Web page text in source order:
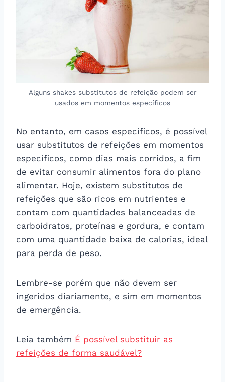
Alguns shakes substitutos de refeição podem ser
usados em momentos específicos
No entanto, em casos específicos, é possível
usar substitutos de refeições em momentos
específicos, como dias mais corridos, a fim
de evitar consumir alimentos fora do plano
alimentar. Hoje, existem substitutos de
refeições que são ricos em nutrientes e
contam com quantidades balanceadas de
carboidratos, proteínas e gordura, e contam
com uma quantidade baixa de calorias, ideal
para perda de peso.
Lembre-se porém que não devem ser
ingeridos diariamente, e sim em momentos
de emergência.
Leia também É possível substituir as
refeições de forma saudável?